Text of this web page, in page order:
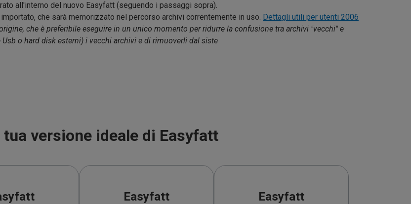
all'interno del nuovo Easyfatt (seguendo i passaggi sopra).
che sarà memorizzato nel percorso archivi correntemente in uso. Dettagli utili per utenti 2006
che è preferibile eseguire in un unico momento per ridurre la confusione tra archivi "vecchi" e
o hard disk esterni) i vecchi archivi e di rimuoverli dal siste
tua versione ideale di Easyfatt
Easyfatt
Easyfatt